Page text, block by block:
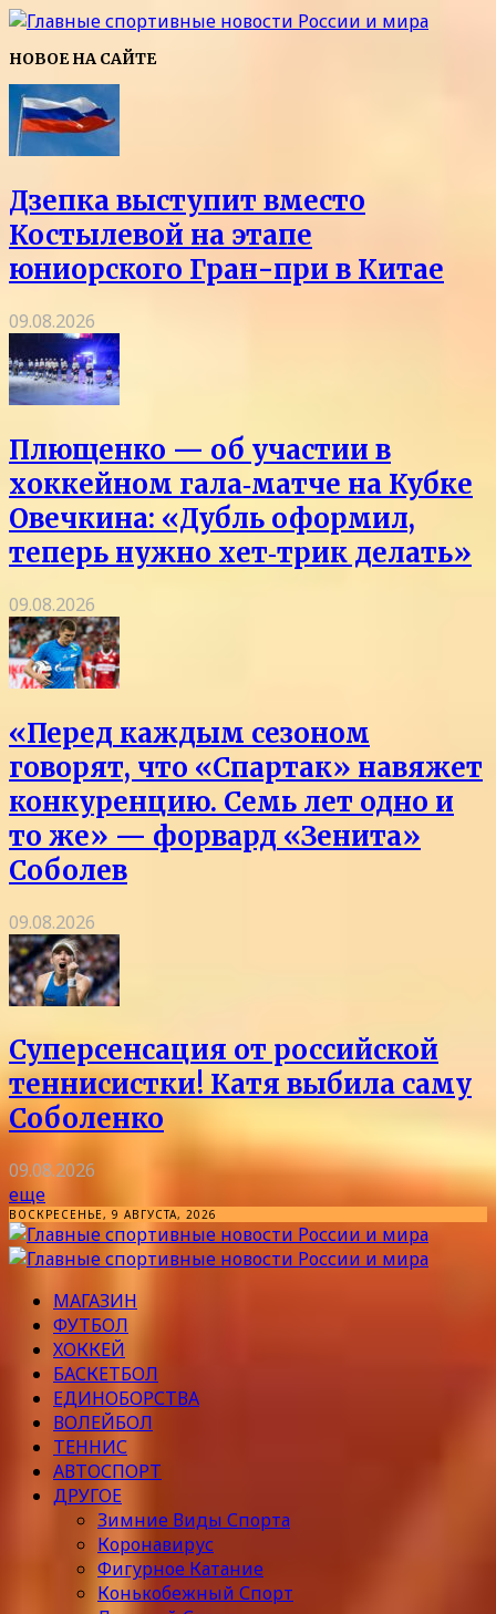
НОВОЕ НА САЙТЕ
Дзепка выступит вместо
Костылевой на этапе
юниорского Гран-при в Китае
09.08.2026
Плющенко — об участии в
хоккейном гала‑матче на Кубке
Овечкина: «Дубль оформил,
теперь нужно хет‑трик делать»
09.08.2026
«Перед каждым сезоном
говорят, что «Спартак» навяжет
конкуренцию. Семь лет одно и
то же» — форвард «Зенита»
Соболев
09.08.2026
Суперсенсация от российской
теннисистки! Катя выбила саму
Соболенко
09.08.2026
еще
ВОСКРЕСЕНЬЕ, 9 АВГУСТА, 2026
МАГАЗИН
ФУТБОЛ
ХОККЕЙ
БАСКЕТБОЛ
ЕДИНОБОРСТВА
ВОЛЕЙБОЛ
ТЕННИС
АВТОСПОРТ
ДРУГОЕ
Зимние Виды Спорта
Коронавирус
Фигурное Катание
Конькобежный Спорт